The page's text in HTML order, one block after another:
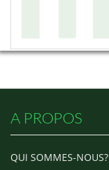
A PROPOS
QUI SOMMES-NOUS?